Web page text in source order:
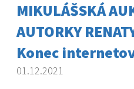
MIKULÁŠSKÁ
AUTORKY
Konec
01.12.2021